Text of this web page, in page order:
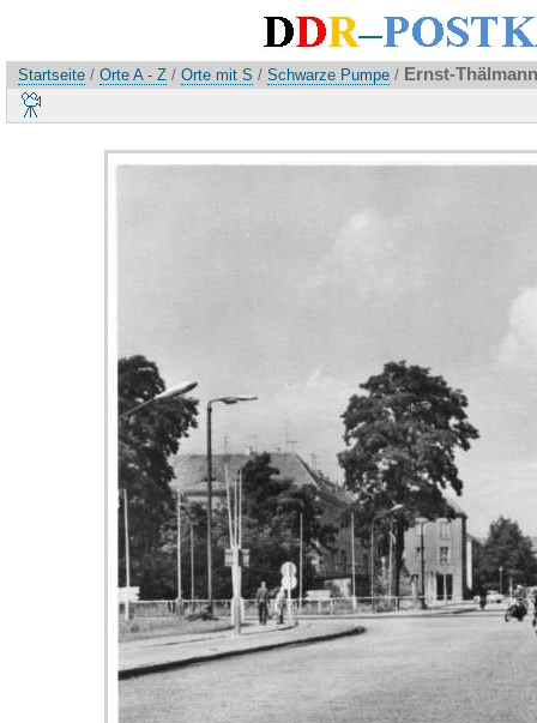
Startseite / Orte A - Z / Orte mit S / Schwarze Pumpe / Ernst-